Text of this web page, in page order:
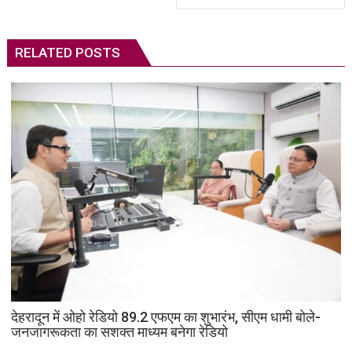
RELATED POSTS
देहरादून में ओहो रेडियो 89.2 एफएम का शुभारंभ, सीएम धामी बोले-
जनजागरूकता का सशक्त माध्यम बनेगा रेडियो